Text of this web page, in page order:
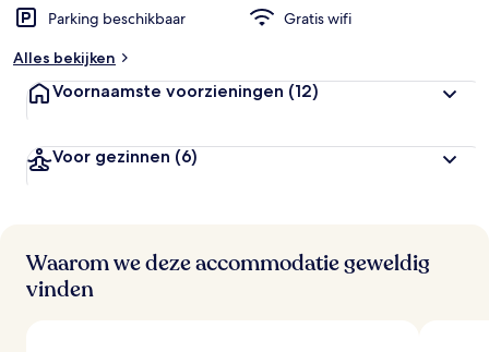
Parking beschikbaar
Gratis wifi
Alles bekijken
Voornaamste voorzieningen (12)
Voor gezinnen (6)
Waarom we deze accommodatie geweldig
vinden